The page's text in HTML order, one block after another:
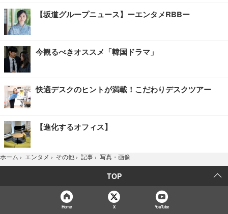
【坂道グループニュース】ーエンタメRBBー
今観るべきオススメ「韓国ドラマ」
快適デスクのヒントが満載！こだわりデスクツアー
【進化するオフィス】
ホーム › エンタメ › その他 › 記事 › 写真・画像
TOP
Home X YouTube